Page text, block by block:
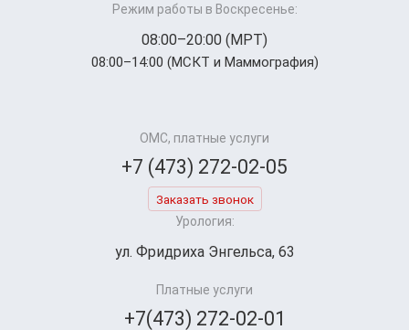
Режим работы в Воскресенье:
08:00–20:00 (МРТ)
08:00–14:00 (МСКТ и Маммография)
ОМС, платные услуги
+7 (473) 272-02-05
Заказать звонок
Урология:
ул. Фридриха Энгельса, 63
Платные услуги
+7(473) 272-02-01